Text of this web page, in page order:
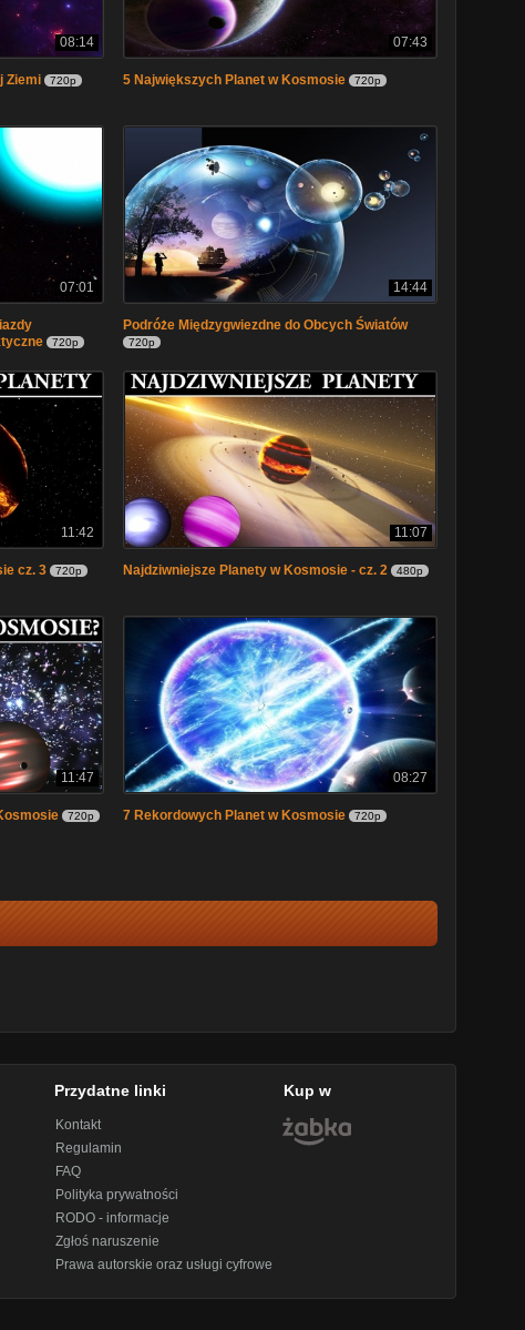
08:14
Ziemi 720p
07:43
5 Największych Planet w Kosmosie 720p
07:01
720p
14:44
Podróże Międzygwiezdne do Obcych Światów
720p
11:42
cz. 3 720p
11:07
Najdziwniejsze Planety w Kosmosie - cz. 2 480p
11:47
720p
08:27
7 Rekordowych Planet w Kosmosie 720p
Przydatne linki
Kontakt
Regulamin
FAQ
Polityka prywatności
RODO - informacje
Zgłoś naruszenie
Prawa autorskie oraz usługi cyfrowe
Kup w